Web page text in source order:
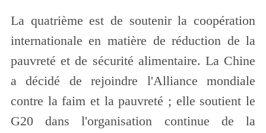
La quatrième est de soutenir la coopération
internationale en matière de réduction de la
pauvreté et de sécurité alimentaire. La Chine
a décidé de rejoindre l'Alliance mondiale
contre la faim et la pauvreté ; elle soutient le
G20 dans l'organisation continue de la